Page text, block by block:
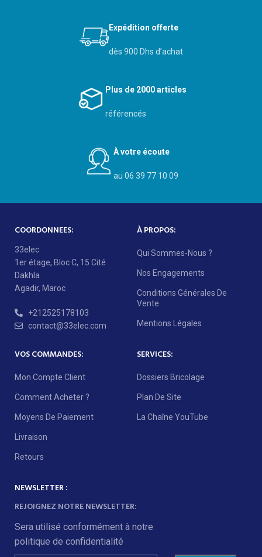
Expédition offerte
dès 900 Dhs d’achat
Plus de 2000 articles
référencés
À votre écoute
au 06 39 77 10 09
COORDONNEES:
33elec
1er étage, Bloc C, 15 Cité
Dakhla
Agadir, Maroc
+212525178103
contact@33elec.com
À PROPOS:
Qui Sommes-Nous ?
Nos Engagements
Conditions Générales De
Vente
Mentions Légales
VOS COMMANDES:
Mon Compte Client
Comment Acheter ?
Moyens De Paiement
Livraison
Retours
SERVICES:
Dossiers Bricolage
Plan De Site
La Chaîne YouTube
NEWSLETTER :
REJOIGNEZ NOTRE NEWSLETTER:
Sera utilisé conformément à notre
politique de confidentialité